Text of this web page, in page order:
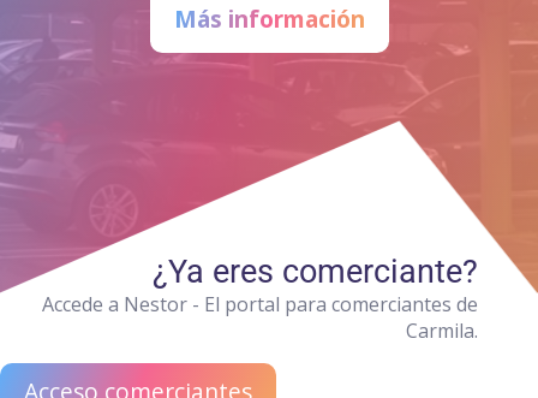
Más información
¿Ya eres comerciante?
Accede a Nestor - El portal para comerciantes de
Carmila.